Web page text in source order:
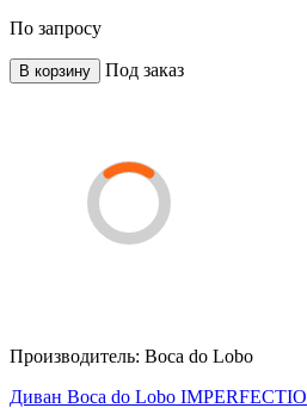
По запросу
В корзину Под заказ
Производитель: Boca do Lobo
Диван Boca do Lobo IMPERFECTIO